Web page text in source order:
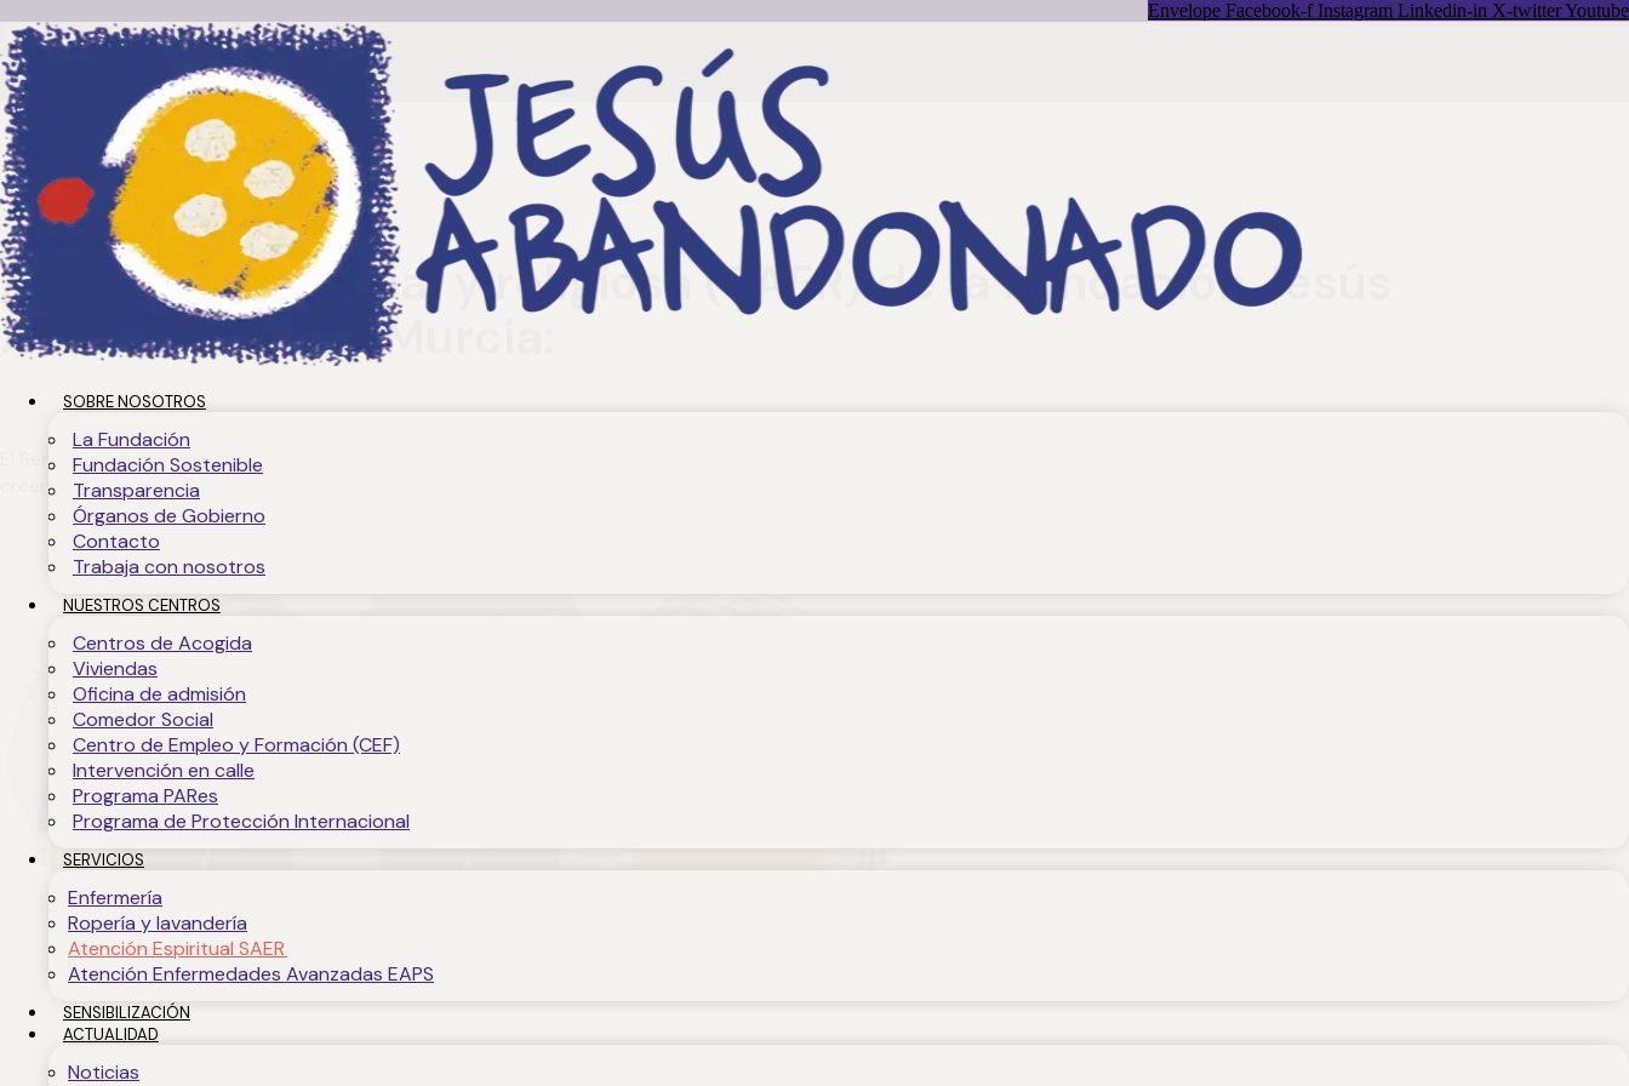
Envelope Facebook-f Instagram Linkedin-in X-twitterYoutube
SOBRE NOSOTROS
La Fundación
Fundación Sostenible
Transparencia
Órganos de Gobierno
Contacto
Trabaja con nosotros
NUESTROS CENTROS
Centros de Acogida
Viviendas
Oficina de admisión
Comedor Social
Centro de Empleo y Formación (CEF)
Intervención en calle
Programa PARes
Programa de Protección Internacional
SERVICIOS
Enfermería
Ropería y lavandería
Atención Espiritual SAER
Atención Enfermedades Avanzadas EAPS
SENSIBILIZACIÓN
ACTUALIDAD
Noticias
Servicios
Atención espiritual y religiosa (SAER) de la Fundación Jesús
Abandonado en Murcia:
El Servicio de Atención Espiritual y Religiosa (SAER) de la Fundación Jesús Abandonado ofrece acompañamiento espiritual a las personas atendidas, respetando siempre su libertad,
creencias y proceso personal. Este servicio forma parte de la atención integral que la Fundación presta a las personas en situación de exclusión social.